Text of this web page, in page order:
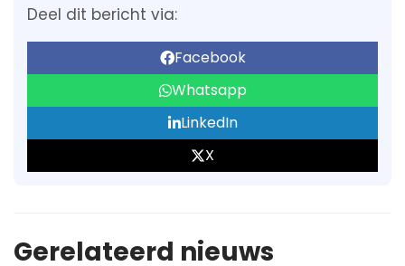
Deel dit bericht via:
Facebook
Whatsapp
LinkedIn
X
Gerelateerd nieuws